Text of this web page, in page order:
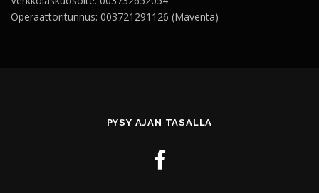
Operaattoritunnus: 003721291126 (Maventa)
PYSY AJAN TASALLA